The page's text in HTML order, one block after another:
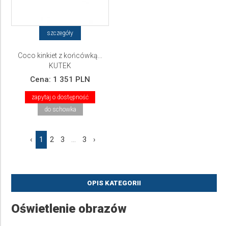
szczegóły
Coco kinkiet z końcówką...
KUTEK
Cena: 1 351 PLN
zapytaj o dostępność
do schowka
‹ 1 2 3 ... 3 ›
OPIS KATEGORII
Oświetlenie obrazów